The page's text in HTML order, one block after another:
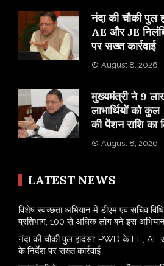
नंदा की चौकी
AE और JE
पर सख्त कार्रवाई
August 8, 2026
मुख्यमंत्री ने 9
लाभार्थियों को
की पेंशन राशि का
August 8, 2026
LATEST NEWS
विशेष स्वच्छता अभियान में डीएम एवं सचिव
प्रतिभाग, 100 से अधिक लोग बने इस अभियान
नंदा की चौकी पुल हादसा: PWD के EE, AE
के निर्देश पर सख्त कार्रवाई